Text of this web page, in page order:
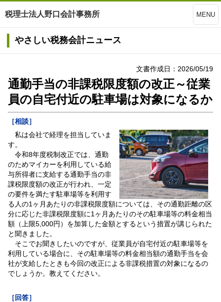
税理士法人野口会計事務所 MENU
やさしい税務会計ニュース
文書作成日：2026/05/19
通勤手当の非課税限度額の改正～従業
員の自宅付近の駐車場は対象になるか
［相談］
私は会社で経理を担当していま
す。
令和8年度税制改正では、通勤
のためマイカーを利用している給
与所得者に支給する通勤手当の非
課税限度額の改正が行われ、一定
の要件を満たす駐車場等を利用す
る人の1ヶ月あたりの非課税限度額については、その通勤距離の区
分に応じた非課税限度額に1ヶ月あたりのその駐車場等の料金相当
額（上限5,000円）を加算した金額とするという措置が講じられた
と聞きました。
そこでお聞きしたいのですが、従業員が自宅付近の駐車場等を
利用している場合に、その駐車場等の料金相当額の通勤手当を会
社が支給したときも今回の改正による非課税措置の対象になるの
でしょうか。教えてください。
［回答］